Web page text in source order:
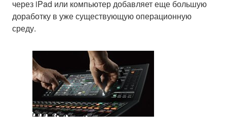
через iPad или компьютер добавляет еще большую
доработку в уже существующую операционную
среду.